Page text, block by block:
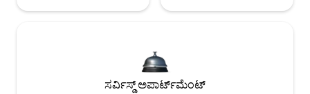
ಸರ್ವಿಸ್ಡ್ ಅಪಾರ್ಟ್‌ಮೆಂಟ್